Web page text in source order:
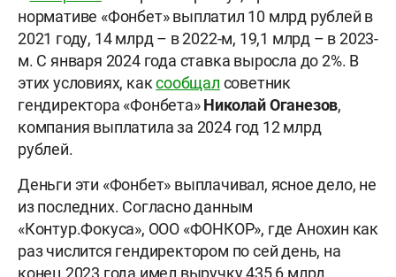
нормативе «Фонбет» выплатил 10 млрд рублей в
2021 году, 14 млрд – в 2022-м, 19,1 млрд – в 2023-
м. С января 2024 года ставка выросла до 2%. В
этих условиях, каксообщал советник
гендиректора «Фонбета»НиколайОганезов,
компания выплатила за 2024 год 12 млрд
рублей.
Деньги эти «Фонбет» выплачивал, ясное дело, не
из последних. Согласно данным
«Контур.Фокуса», ООО «ФОНКОР», где Анохин как
раз числится гендиректором по сей день, на
конец 2023 года имел выручку 435,6 млрд